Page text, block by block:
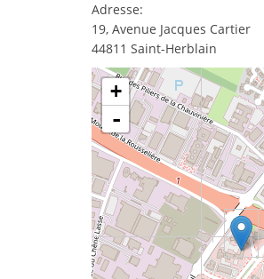
Adresse:
19, Avenue Jacques Cartier
44811 Saint-Herblain
+
-